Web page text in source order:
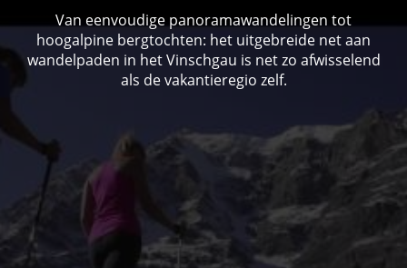
Van eenvoudige panoramawandelingen tot
hoogalpine bergtochten: het uitgebreide net aan
wandelpaden in het Vinschgau is net zo afwisselend
als de vakantieregio zelf.